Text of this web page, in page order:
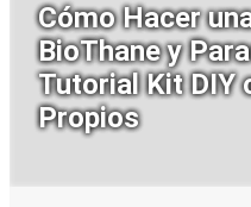
Cómo Hacer
BioThane y
Tutorial Kit DIY
Propios